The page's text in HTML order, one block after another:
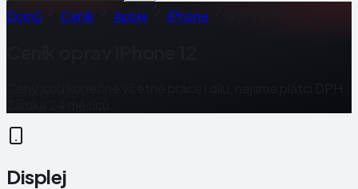
Domů Ceník Apple iPhone
Displej